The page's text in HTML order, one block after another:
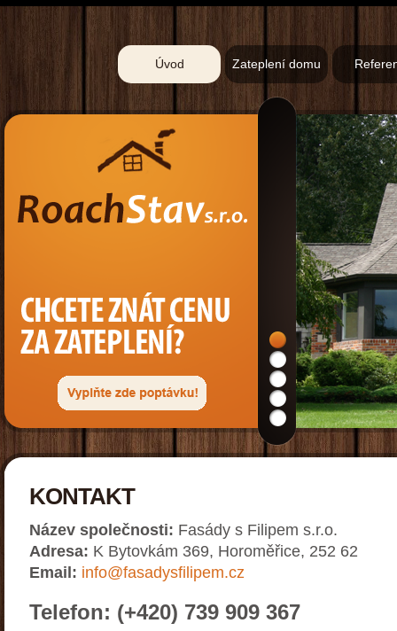
Úvod Zateplení domu
KONTAKT
Název společnosti: Fasády s Filipem s.r.o.
Adresa: K Bytovkám 369, Horoměřice, 252 62
Email: info@fasadysfilipem.cz
Telefon: (+420) 739 909 367